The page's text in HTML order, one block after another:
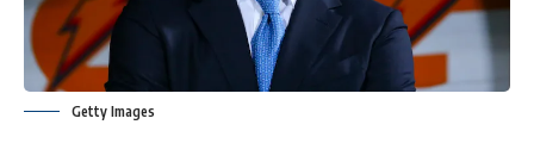
Getty Images